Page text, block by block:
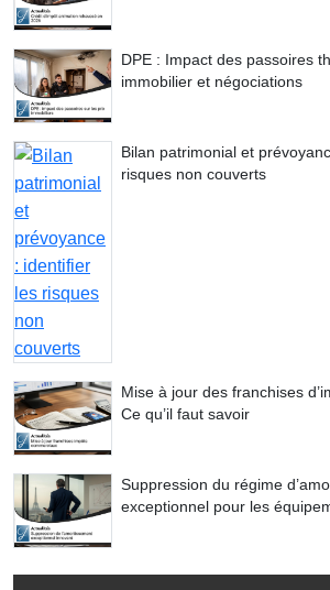
DPE : Impact des passoires
immobilier et négociations
Bilan patrimonial et
risques non couverts
Mise à jour des franchises
Ce qu’il faut savoir
Suppression du régime
exceptionnel pour les